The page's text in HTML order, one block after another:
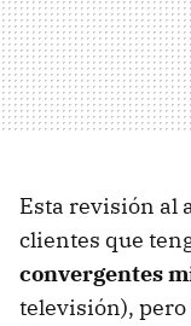
Esta revisión al
clientes que
convergentes
televisión),